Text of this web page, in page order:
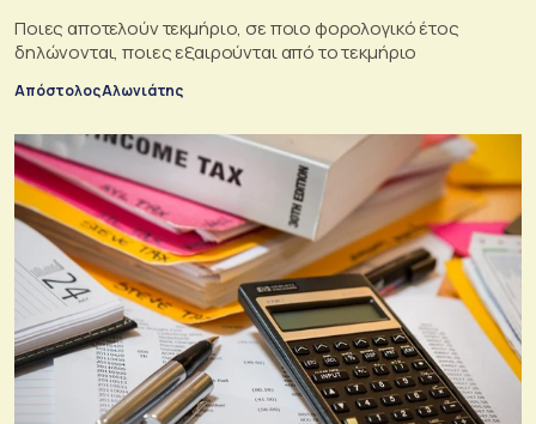
Ποιες αποτελούν τεκμήριο, σε ποιο φορολογικό έτος
δηλώνονται, ποιες εξαιρούνται από το τεκμήριο
Απόστολος Αλωνιάτης